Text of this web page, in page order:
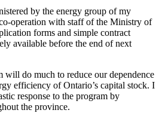
by the energy group of my
operation with staff of the Ministry of
forms and simple contract
available before the end of next
will do much to reduce our dependence
efficiency of Ontario’s capital stock. I
response to the program by
the province.